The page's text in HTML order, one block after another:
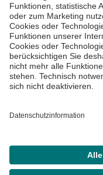
Impressum
Barrierefreiheit
©Asklepios